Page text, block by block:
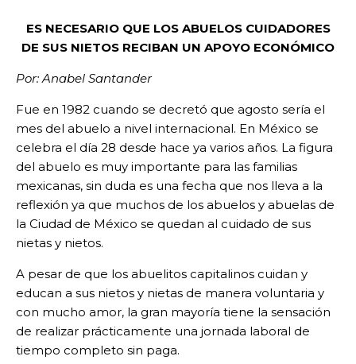
ES NECESARIO QUE LOS ABUELOS CUIDADORES
DE SUS NIETOS RECIBAN UN APOYO ECONÓMICO
Por: Anabel Santander
Fue en 1982 cuando se decretó que agosto sería el
mes del abuelo a nivel internacional. En México se
celebra el día 28 desde hace ya varios años. La figura
del abuelo es muy importante para las familias
mexicanas, sin duda es una fecha que nos lleva a la
reflexión ya que muchos de los abuelos y abuelas de
la Ciudad de México se quedan al cuidado de sus
nietas y nietos.
A pesar de que los abuelitos capitalinos cuidan y
educan a sus nietos y nietas de manera voluntaria y
con mucho amor, la gran mayoría tiene la sensación
de realizar prácticamente una jornada laboral de
tiempo completo sin paga.